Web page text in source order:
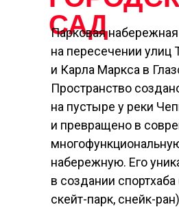
Кез
САД
Парковая набережная
на пересечении улиц
и Карла Маркса в
Пространство
на пустыре у реки
и превращено в
набережную. Его
в создании
скейт-парк, снейк-